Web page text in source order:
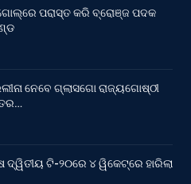
ପରାସ୍ତ କରି ବ୍ରୋଞ୍ଜ ପଦକ
ନେବେ ଗ୍ଲାସଗୋ ରାଜ୍ୟଗୋଷ୍ଠୀ
ଟି-୨୦ରେ ୪ ୱିକେଟ୍‌ରେ ହାରିଲା